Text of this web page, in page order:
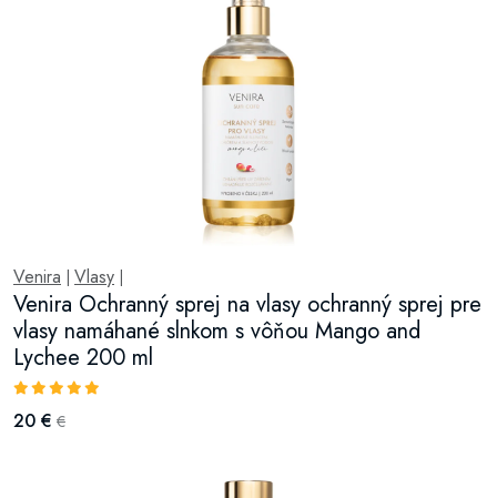
Venira Vlasy
Venira Ochranný sprej na vlasy ochranný sprej pre
vlasy namáhané slnkom s vôňou Mango and
Lychee 200 ml
20 € €